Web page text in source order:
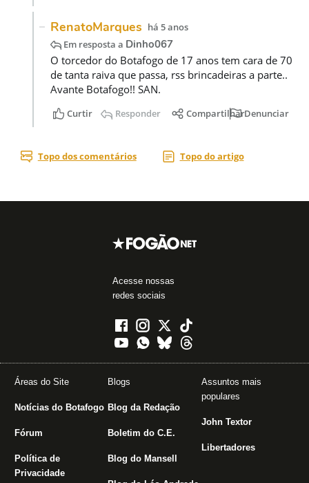
Acesse nossas
redes sociais
Áreas do Site
Notícias do Botafogo
Fórum
Política de
Privacidade
Blogs
Blog da Redação
Boletim do C.E.
Blog do Mansell
Assuntos mais
populares
John Textor
Libertadores